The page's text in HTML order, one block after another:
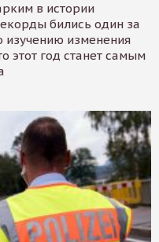
в истории
бились один за
изучению изменения
этот год станет самым